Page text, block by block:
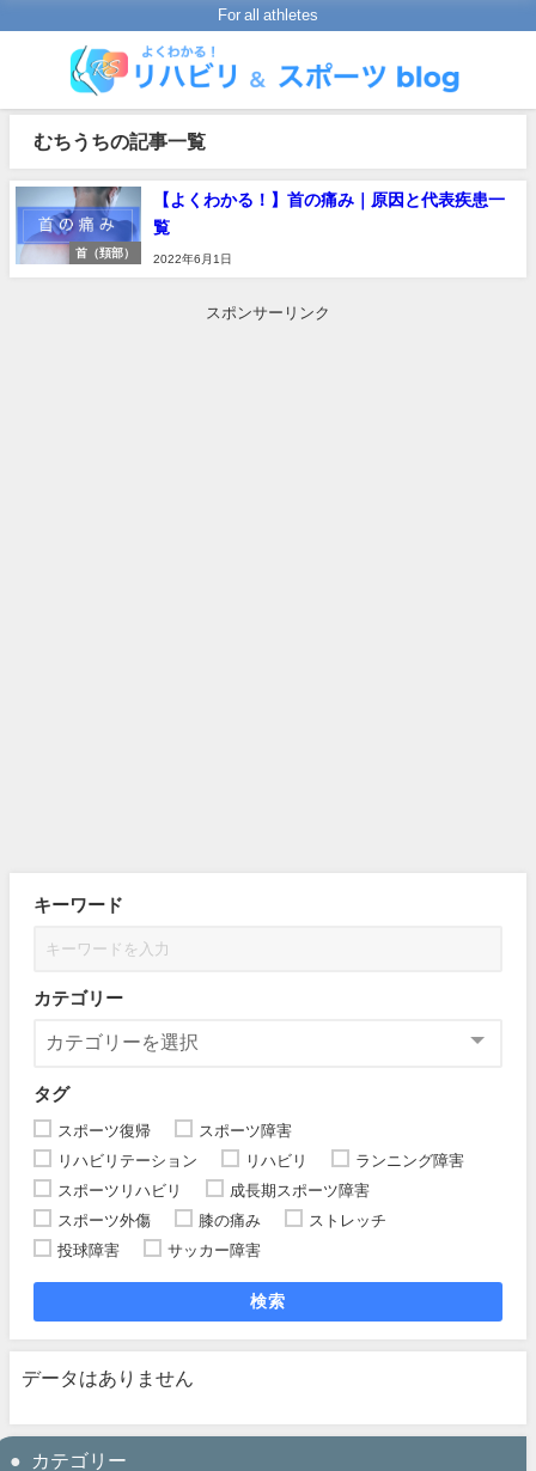
For all athletes
むちうちの記事一覧
首（頚部）
【よくわかる！】首の痛み｜原因と代表疾患一
覧
2022年6月1日
スポンサーリンク
キーワード
カテゴリー
タグ
スポーツ復帰
スポーツ障害
リハビリテーション
リハビリ
ランニング障害
スポーツリハビリ
成長期スポーツ障害
スポーツ外傷
膝の痛み
ストレッチ
投球障害
サッカー障害
検索
データはありません
カテゴリー